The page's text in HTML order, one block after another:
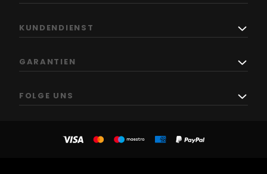
KUNDENDIENST
GARANTIEN
FOLGE UNS